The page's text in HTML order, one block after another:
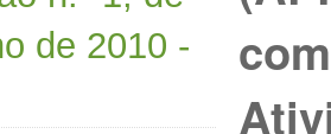
de 2010 -